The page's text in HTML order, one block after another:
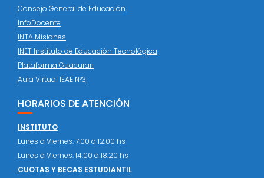
Consejo General de Educación
InfoDocente
INTA Misiones
INET Instituto de Educación Tecnológica
Plataforma Guacurari
Aula Virtual IEAE N°3
HORARIOS DE ATENCIÓN
INSTITUTO
Lunes a Viernes: 7:00 a 12:00 hs
Lunes a Viernes: 14:00 a 18:20 hs
CUOTAS Y BECAS ESTUDIANTIL